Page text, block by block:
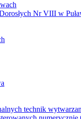
Nr VIII w
technik